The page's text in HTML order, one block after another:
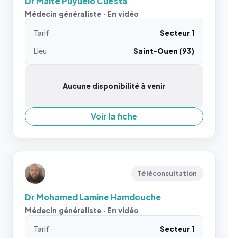
Médecin généraliste · En vidéo
Tarif
Secteur 1
Lieu
Saint-Ouen (93)
Aucune disponibilité à venir
Voir la fiche
Téléconsultation
Dr Mohamed Lamine Hamdouche
Médecin généraliste · En vidéo
Tarif
Secteur 1